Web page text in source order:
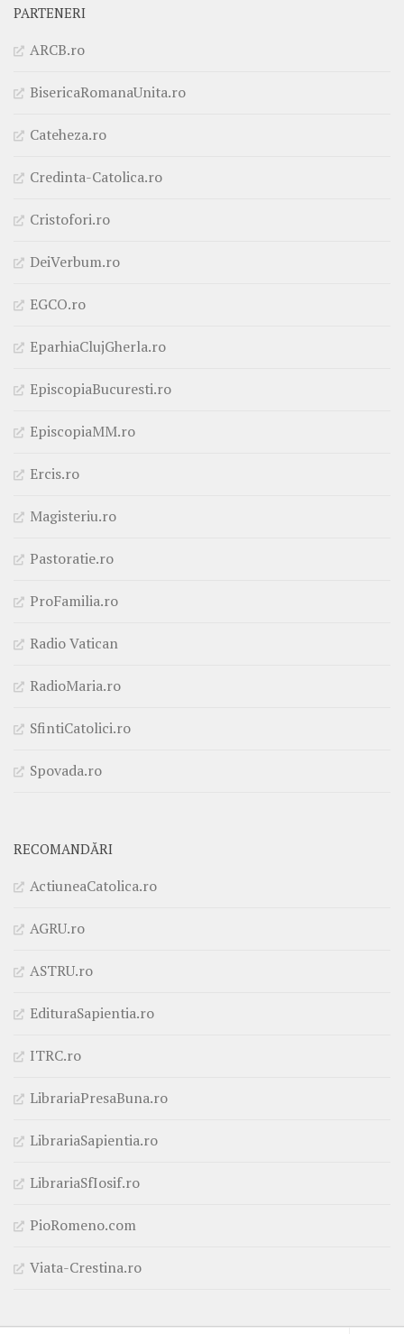
PARTENERI
ARCB.ro
BisericaRomanaUnita.ro
Cateheza.ro
Credinta-Catolica.ro
Cristofori.ro
DeiVerbum.ro
EGCO.ro
EparhiaClujGherla.ro
EpiscopiaBucuresti.ro
EpiscopiaMM.ro
Ercis.ro
Magisteriu.ro
Pastoratie.ro
ProFamilia.ro
Radio Vatican
RadioMaria.ro
SfintiCatolici.ro
Spovada.ro
RECOMANDĂRI
ActiuneaCatolica.ro
AGRU.ro
ASTRU.ro
EdituraSapientia.ro
ITRC.ro
LibrariaPresaBuna.ro
LibrariaSapientia.ro
LibrariaSfIosif.ro
PioRomeno.com
Viata-Crestina.ro